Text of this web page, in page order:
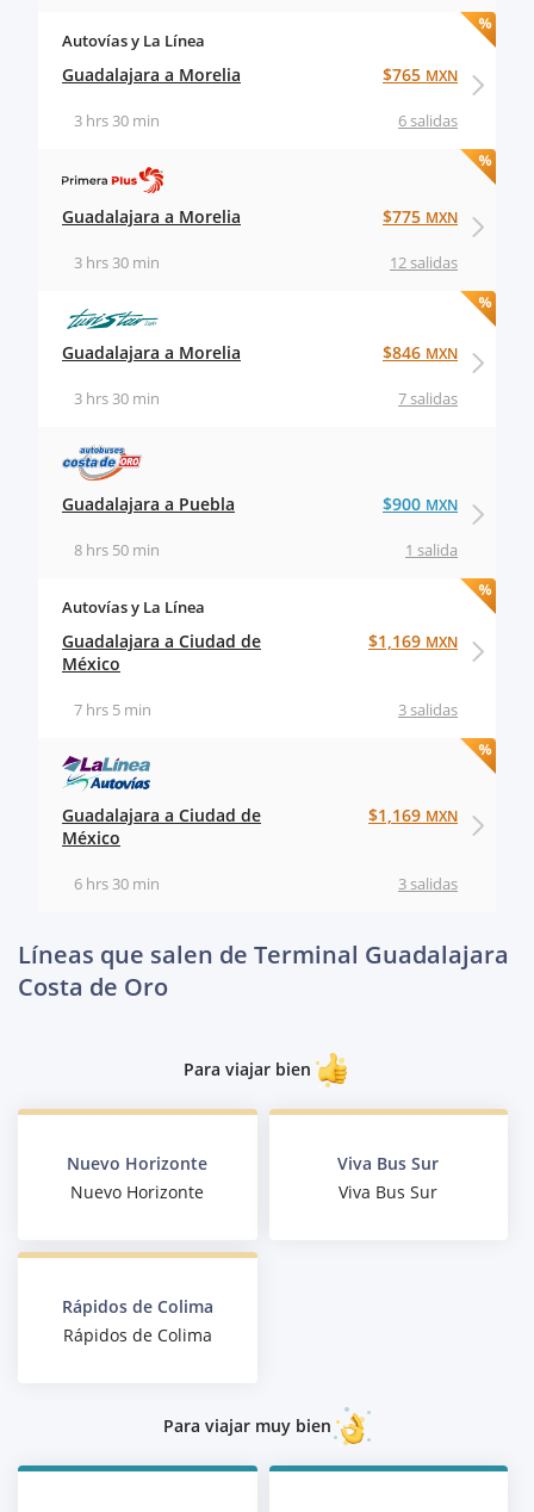
Autovías y La Línea
Guadalajara a Morelia
6 salidas
3 hrs 30 min
$765 MXN
Guadalajara a Morelia
12 salidas
3 hrs 30 min
$775 MXN
Guadalajara a Morelia
7 salidas
3 hrs 30 min
$846 MXN
Guadalajara a Puebla
1 salida
8 hrs 50 min
$900 MXN
Autovías y La Línea
Guadalajara a Ciudad de
México
3 salidas
7 hrs 5 min
$1,169 MXN
Guadalajara a Ciudad de
México
3 salidas
6 hrs 30 min
$1,169 MXN
Líneas que salen de Terminal Guadalajara
Costa de Oro
Para viajar bien
Nuevo Horizonte
Nuevo Horizonte
Viva Bus Sur
Viva Bus Sur
Rápidos de Colima
Rápidos de Colima
Para viajar muy bien